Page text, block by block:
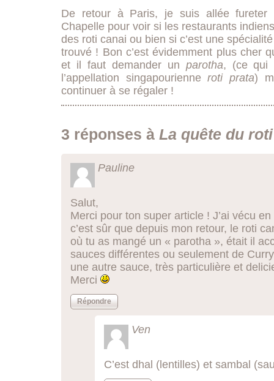
De retour à Paris, je suis allée
Chapelle pour voir si les restaurants
des roti canai ou bien si c’est une
trouvé ! Bon c’est évidemment plus cher
et il faut demander un parotha, (ce qui
l’appellation singapourienneroti prata)
continuer à se régaler !
3 réponses à La quête du
Pauline
Salut,
Merci pour ton super article ! J’ai vécu
c’est sûr que depuis mon retour, le roti
où tu as mangé un « parotha », était il
sauces différentes ou seulement de
une autre sauce, très particulière et
Merci
Répondre
Ven
C’est dhal (lentilles) et sambal